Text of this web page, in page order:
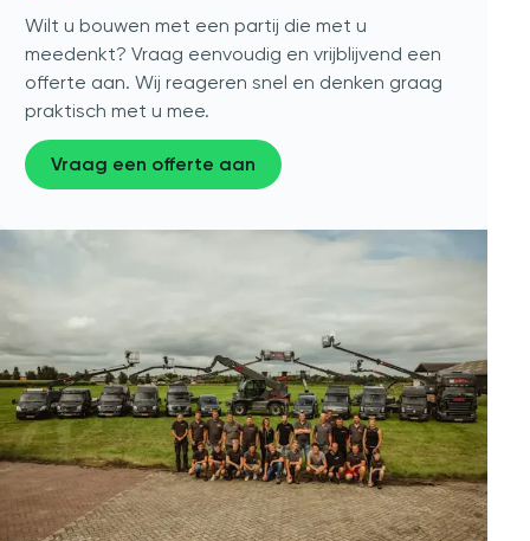
Wilt u bouwen met een partij die met u
meedenkt? Vraag eenvoudig en vrijblijvend een
offerte aan. Wij reageren snel en denken graag
praktisch met u mee.
Vraag een offerte aan